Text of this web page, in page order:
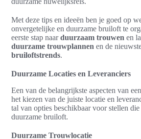
Met deze tips en ideeën ben je goed op
onvergetelijke en duurzame bruiloft te
eerste stap naarduurzaam trouwen en
duurzame trouwplannen en de
bruiloftstrends.
Duurzame Locaties en Leveranciers
Een van de belangrijkste aspecten van
het kiezen van de juiste locatie en
tal van opties beschikbaar voor stellen
duurzame bruiloft.
Duurzame Trouwlocatie